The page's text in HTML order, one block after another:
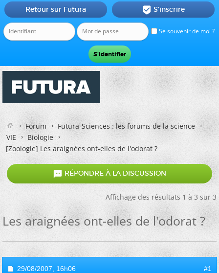
Se souvenir de moi ?
Retour sur Futura  S'inscrire
Forum
Futura-Sciences : les forums de la science
VIE
Biologie
[Zoologie]Les araignées ont-elles de l'odorat ?
 RÉPONDRE À LA DISCUSSION
Affichage des résultats 1 à 3 sur 3
Les araignées ont-elles de l'odorat ?
29/08/2007, 16h06 #1